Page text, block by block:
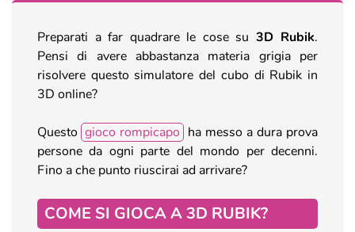
Preparati a far quadrare le cose su 3D Rubik.
Pensi di avere abbastanza materia grigia per
risolvere questo simulatore del cubo di Rubik in
3D online?
Questo gioco rompicapo ha messo a dura prova
persone da ogni parte del mondo per decenni.
Fino a che punto riuscirai ad arrivare?
COME SI GIOCA A 3D RUBIK?